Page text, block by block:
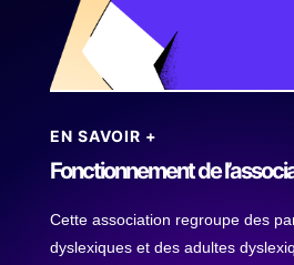
EN SAVOIR +
Fonctionnement de
Cette association regroupe des
dyslexiques et des adultes